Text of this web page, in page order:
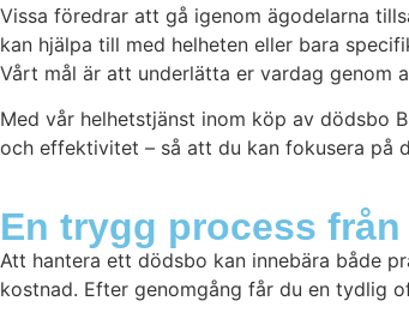
Vissa föredrar att gå igenom ägodelarna
kan hjälpa till med helheten eller bara
Vårt mål är att underlätta er vardag genom
Med vår helhetstjänst inom köp av dödsbo
och effektivitet – så att du kan fokusera på
En trygg process
Att hantera ett dödsbo kan innebära både
kostnad. Efter genomgång får du en tydlig